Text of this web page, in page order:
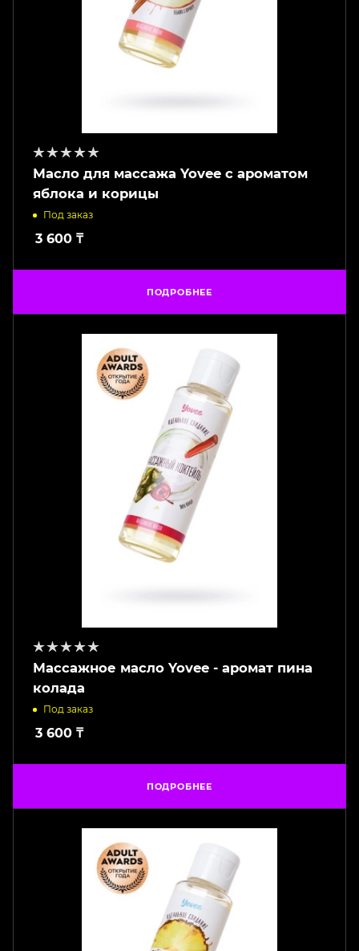
Масло для массажа Yovee с ароматом
яблока и корицы
Под заказ
3 600 ₸
ПОДРОБНЕЕ
Массажное масло Yovee - аромат пина
колада
Под заказ
3 600 ₸
ПОДРОБНЕЕ